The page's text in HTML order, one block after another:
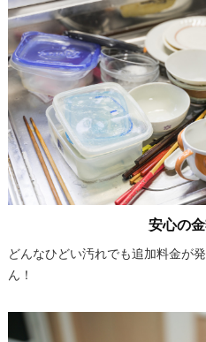
安心の
どんなひどい汚れでも追加料金が
ん！